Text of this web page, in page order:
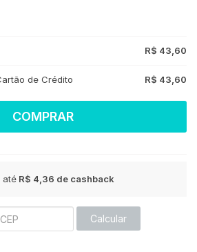
R$ 43,60
de Crédito R$ 43,60
COMPRAR
até R$ 4,36 de cashback
Calcular